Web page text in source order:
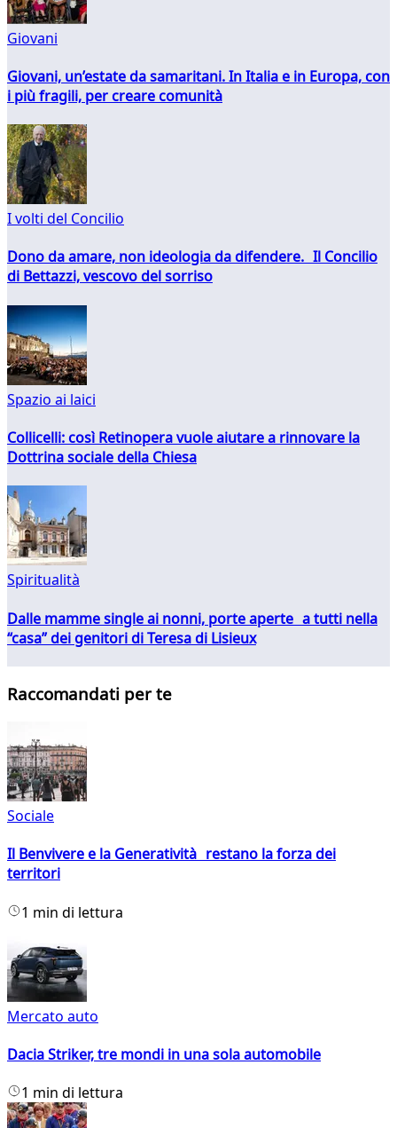
Giovani
Giovani, un’estate da samaritani. In Italia e in Europa, con
i più fragili, per creare comunità
I volti del Concilio
Dono da amare, non ideologia da difendere. Il Concilio
di Bettazzi, vescovo del sorriso
Spazio ai laici
Collicelli: così Retinopera vuole aiutare a rinnovare la
Dottrina sociale della Chiesa
Spiritualità
Dalle mamme single ai nonni, porte aperte a tutti nella
“casa” dei genitori di Teresa di Lisieux
Raccomandati per te
Sociale
Il Benvivere e la Generatività restano la forza dei
territori
1 min di lettura
Mercato auto
Dacia Striker, tre mondi in una sola automobile
1 min di lettura